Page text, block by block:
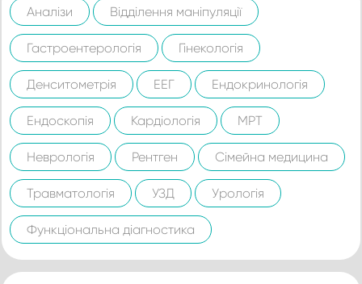
Аналізи Відділення маніпуляції
Гастроентерологія Гінекологія
Денситометрія ЕЕГ Ендокринологія
Ендоскопія Кардіологія МРТ
Неврологія Рентген Сімейна медицина
Травматологія УЗД Урологія
Функціональна діагностика